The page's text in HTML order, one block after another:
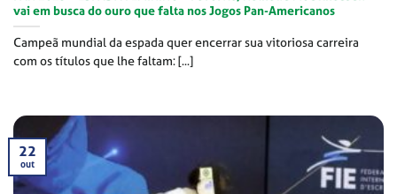
vai em busca do ouro que falta nos Jogos Pan-Americanos
Campeã mundial da espada quer encerrar sua vitoriosa carreira
com os títulos que lhe faltam: [...]
22
out